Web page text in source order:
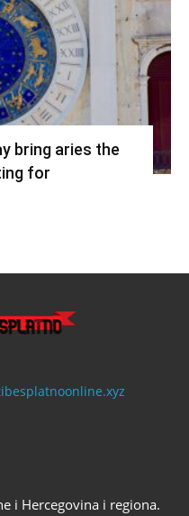
bring aries the
for
i Hercegovina i regiona.